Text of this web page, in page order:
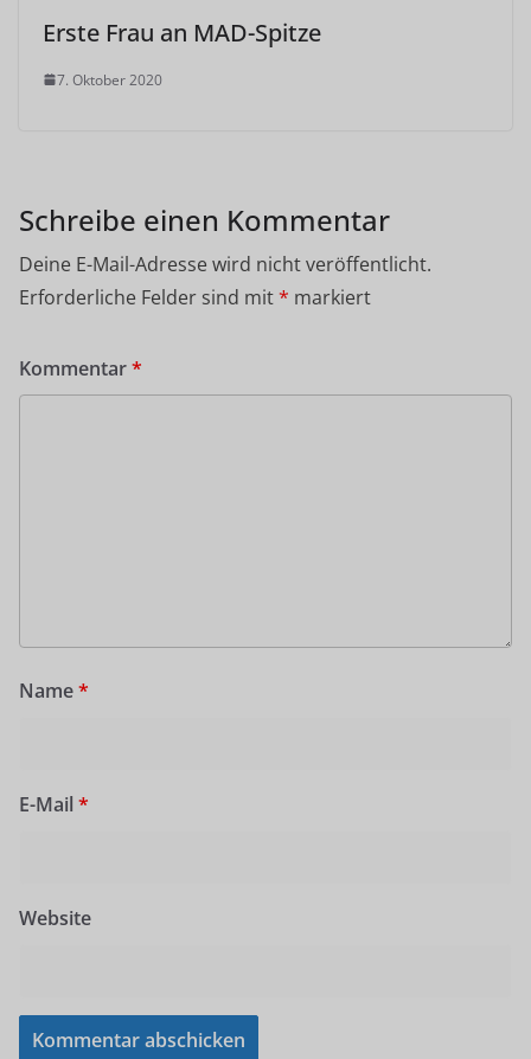
Erste Frau an MAD-Spitze
7. Oktober 2020
Schreibe einen Kommentar
Deine E-Mail-Adresse wird nicht veröffentlicht.
Erforderliche Felder sind mit* markiert
Kommentar*
Name*
E-Mail *
Website